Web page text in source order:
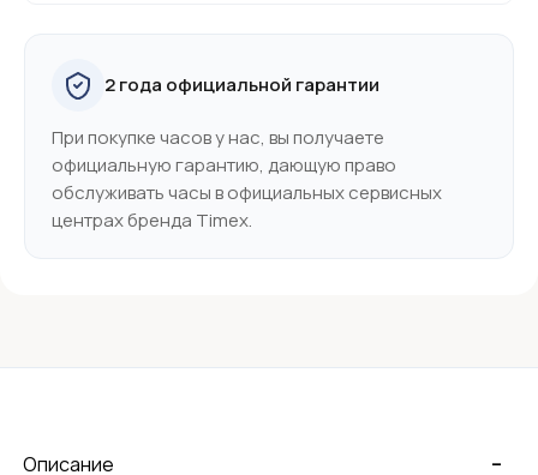
2 года официальной гарантии
При покупке часов у нас, вы получаете
официальную гарантию, дающую право
обслуживать часы в официальных сервисных
центрах бренда Timex.
-
Описание